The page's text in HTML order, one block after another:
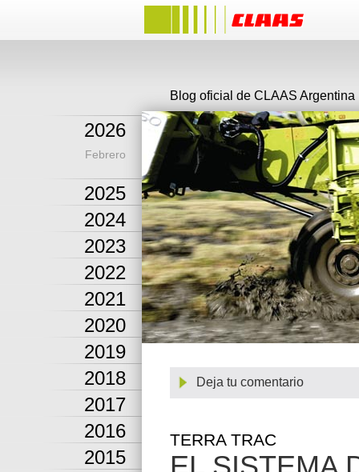
2026
Febrero
2025
2024
2023
2022
2021
2020
2019
2018
2017
2016
2015
Blog oficial de CLAAS Argentina
Deja tu comentario
TERRA TRAC